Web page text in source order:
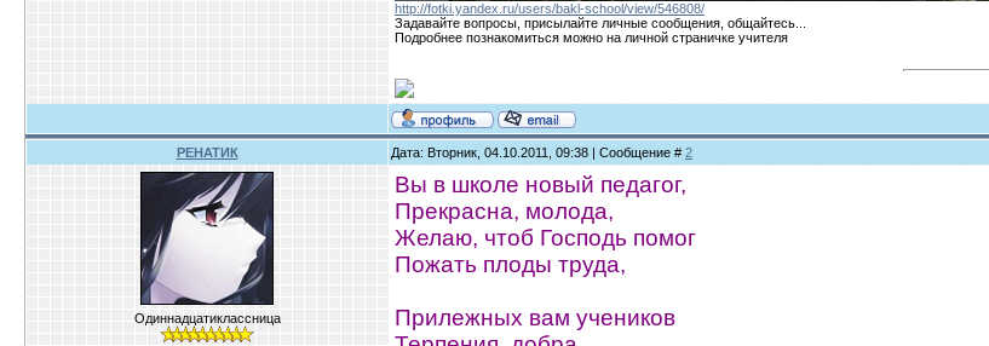
http://fotki.yandex.ru/users/bakl-school/view/546808/
Задавайте вопросы, присылайте личные сообщения, общайтесь...
Подробнее познакомиться можно на личной страничке учителя
РЕНАТИК Дата: Вторник, 04.10.2011, 09:38 | Сообщение # 2
Одиннадцатиклассница
Вы в школе новый педагог,
Прекрасна, молода,
Желаю, чтоб Господь помог
Пожать плоды труда,
Прилежных вам учеников